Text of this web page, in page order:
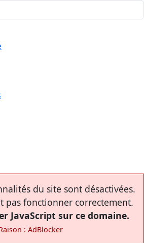
du site sont désactivées.
pas fonctionner correctement.
JavaScript sur ce domaine.
: AdBlocker